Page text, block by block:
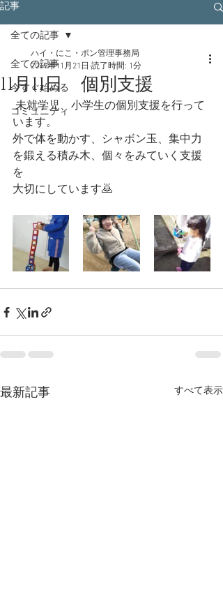
記事
全ての記事
今すぐ始める
コミュニティ
全ての記事
11月11日 個別支援
ハイ・にこ・ポン管理事務局
2019年11月21日 読了時間: 1分
未就学児、小学生の個別支援を行って
います。
外で体を動かす、シャボン玉、集中力
を鍛える積み木、個々をみていく支援
を
大切にしています🙇‍
最新記事 すべて表示